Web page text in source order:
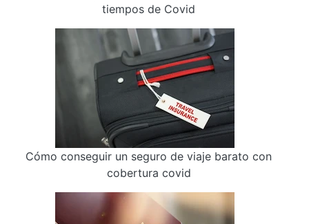
tiempos de Covid
Cómo conseguir un seguro de viaje barato con
cobertura covid